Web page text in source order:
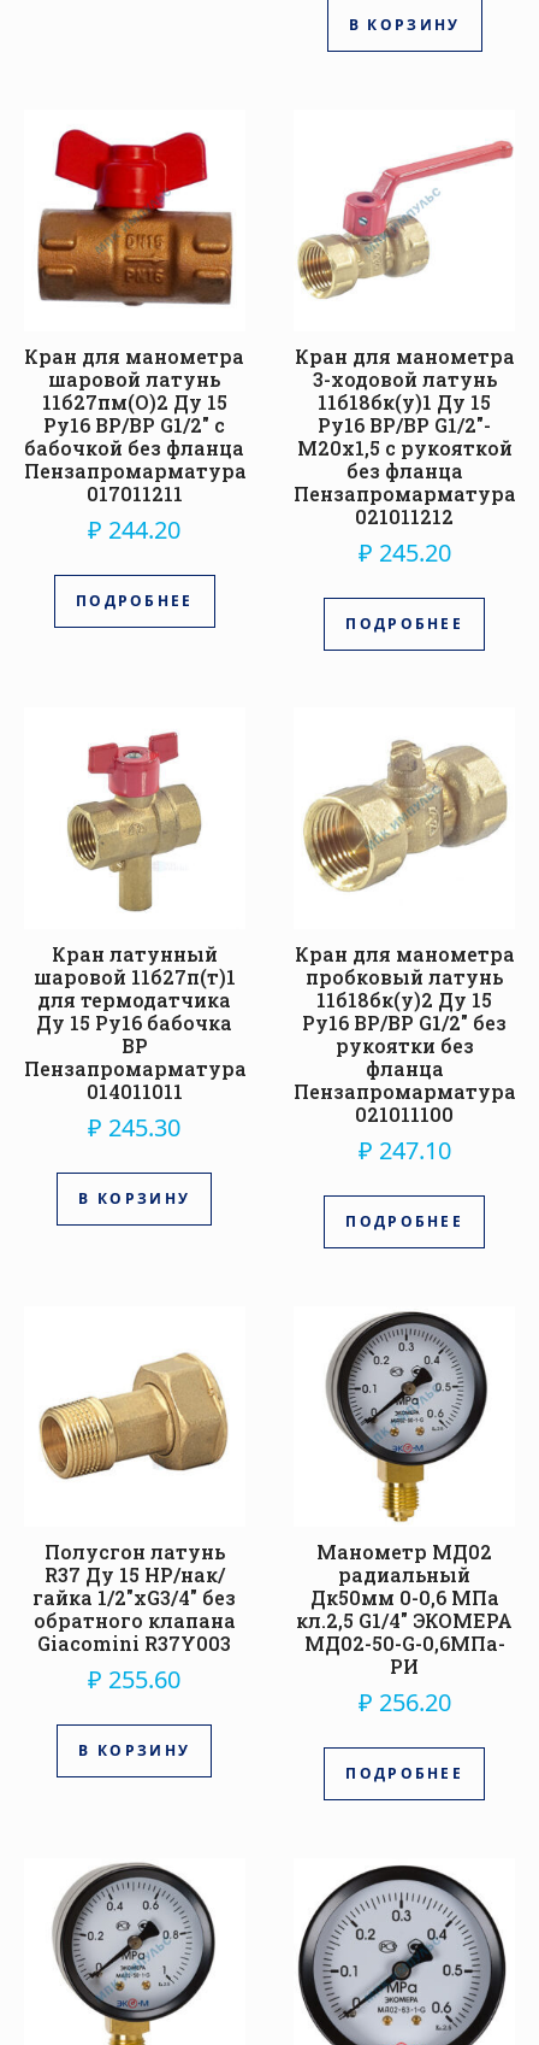
В КОРЗИНУ
Кран для манометра
шаровой латунь
11б27пм(О)2 Ду 15
Ру16 ВР/ВР G1/2″ с
бабочкой без фланца
Пензапромарматура
017011211
₽ 244.20
ПОДРОБНЕЕ
Кран для манометра
3-ходовой латунь
11б18бк(у)1 Ду 15
Ру16 ВР/ВР G1/2″-
М20х1,5 с рукояткой
без фланца
Пензапромарматура
021011212
₽ 245.20
ПОДРОБНЕЕ
Кран латунный
шаровой 11б27п(т)1
для термодатчика
Ду 15 Ру16 бабочка
ВР
Пензапромарматура
014011011
₽ 245.30
В КОРЗИНУ
Кран для манометра
пробковый латунь
11б18бк(у)2 Ду 15
Ру16 ВР/ВР G1/2″ без
рукоятки без
фланца
Пензапромарматура
021011100
₽ 247.10
ПОДРОБНЕЕ
Полусгон латунь
R37 Ду 15 НР/нак/
гайка 1/2″xG3/4″ без
обратного клапана
Giacomini R37Y003
₽ 255.60
В КОРЗИНУ
Манометр МД02
радиальный
Дк50мм 0-0,6 МПа
кл.2,5 G1/4″ ЭКОМЕРА
МД02-50-G-0,6МПа-
РИ
₽ 256.20
ПОДРОБНЕЕ